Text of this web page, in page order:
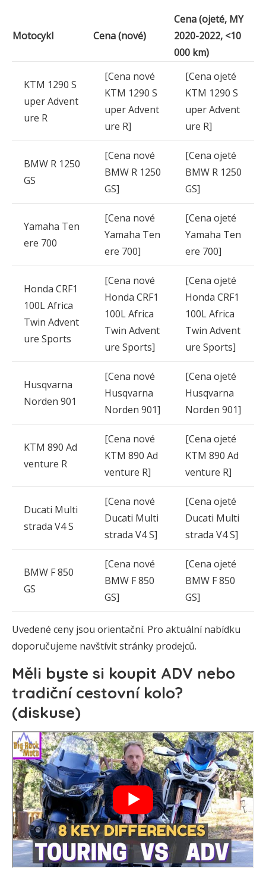
Motocykl Cena (nové)
Cena (ojeté, MY
2020-2022, <10
000 km)
KTM 1290 S
uper Advent
ure R
[Cena nové
KTM 1290 S
uper Advent
ure R]
[Cena ojeté
KTM 1290 S
uper Advent
ure R]
BMW R 1250
GS
[Cena nové
BMW R 1250
GS]
[Cena ojeté
BMW R 1250
GS]
Yamaha Ten
ere 700
[Cena nové
Yamaha Ten
ere 700]
[Cena ojeté
Yamaha Ten
ere 700]
Honda CRF1
100L Africa
Twin Advent
ure Sports
[Cena nové
Honda CRF1
100L Africa
Twin Advent
ure Sports]
[Cena ojeté
Honda CRF1
100L Africa
Twin Advent
ure Sports]
Husqvarna
Norden 901
[Cena nové
Husqvarna
Norden 901]
[Cena ojeté
Husqvarna
Norden 901]
KTM 890 Ad
venture R
[Cena nové
KTM 890 Ad
venture R]
[Cena ojeté
KTM 890 Ad
venture R]
Ducati Multi
strada V4 S
[Cena nové
Ducati Multi
strada V4 S]
[Cena ojeté
Ducati Multi
strada V4 S]
BMW F 850
GS
[Cena nové
BMW F 850
GS]
[Cena ojeté
BMW F 850
GS]
Uvedené ceny jsou orientační. Pro aktuální nabídku
doporučujeme navštívit stránky prodejců.
Měli byste si koupit ADV nebo
tradiční cestovní kolo?
(diskuse)